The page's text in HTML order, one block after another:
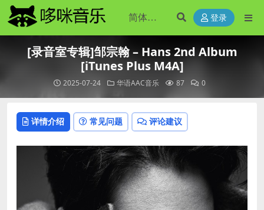
登录
[录音室专辑]邹宗翰 – Hans 2nd Album
[iTunes Plus M4A]
2025-07-24 华语AAC音乐 87 0
详情介绍 常见问题 评论建议